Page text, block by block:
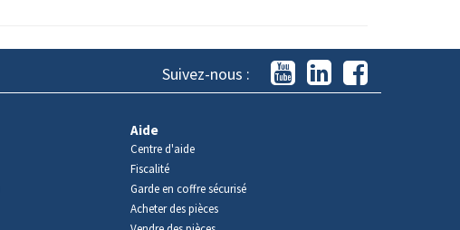
Suivez-nous :
Aide
Centre d'aide
Fiscalité
Garde en coffre sécurisé
Acheter des pièces